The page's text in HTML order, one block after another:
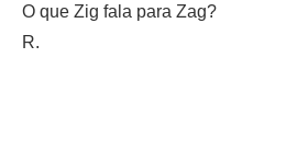
O que Zig fala para Zag?
R.